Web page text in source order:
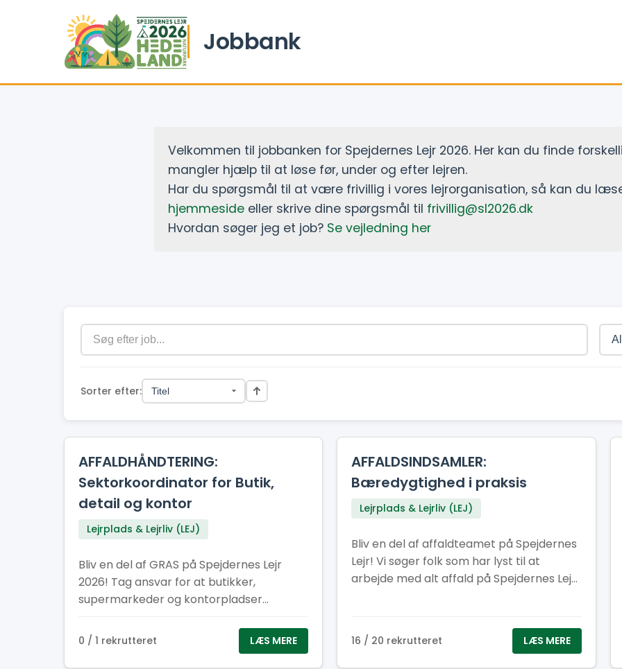
Jobbank
Velkommen til jobbanken for Spejdernes Lejr 2026. Her kan du finde
mangler hjælp til at løse før, under og efter lejren.
Har du spørgsmål til at være frivillig i vores lejrorganisation, så kan du
hjemmeside eller skrive dine spørgsmål til frivillig@sl2026.dk
Hvordan søger jeg et job? Se vejledning her
Sorter efter:
AFFALDHÅNDTERING:
Sektorkoordinator for Butik,
detail og kontor
Lejrplads & Lejrliv (LEJ)
Bliv en del af GRAS på Spejdernes Lejr
2026! Tag ansvar for at butikker,
supermarkeder og kontorpladser
0 / 1 rekrutteret LÆS MERE
AFFALDSINDSAMLER:
Bæredygtighed i praksis
Lejrplads & Lejrliv (LEJ)
Bliv en del af affaldteamet på Spejdernes
Lejr! Vi søger folk som har lyst til at
arbejde med alt affald på Spejdernes Lejr
affaldcontainere bliver tømt efter behov.
16 / 20 rekrutteret LÆS MERE